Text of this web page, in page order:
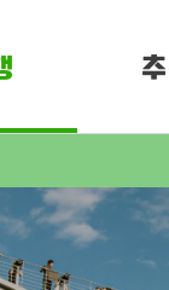
정보
평화누리